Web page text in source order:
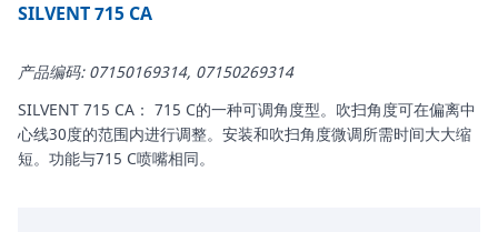
SILVENT 715 CA
产品编码: 07150169314, 07150269314
SILVENT 715 CA： 715 C的一种可调角度型。吹扫角度可在偏离中
心线30度的范围内进行调整。安装和吹扫角度微调所需时间大大缩
短。功能与715 C喷嘴相同。